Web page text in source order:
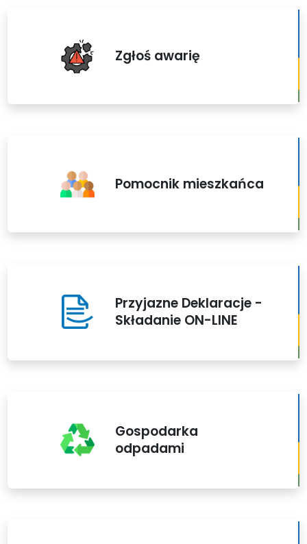
Zgłoś awarię
Pomocnik mieszkańca
Przyjazne Deklaracje -
Składanie ON-LINE
Gospodarka
odpadami